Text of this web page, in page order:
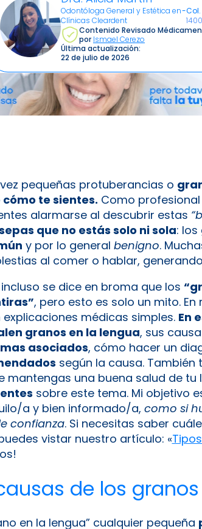
Odontóloga General y Estética en
Clínicas Cleardent
-Col.
Contenido Revisado
por Ismael Cerezo
Última actualización:
22 de julio de 2026
pequeñas protuberancias o
cómo te sientes. Como
alarmarse al descubrir estas
que no estás solo ni sola:
y por lo general benigno.
al comer o hablar,
se dice en broma que los
, pero esto es solo un mito.
médicas simples. En
granos en la lengua, sus
asociados, cómo hacer un
según la causa. También
mantengas una buena salud de tu
sobre este tema. Mi objetivo
a y bien informado/a, como si
confianza. Si necesitas saber
vistar nuestro artículo: «
de los
en la lengua” cualquier pequeña